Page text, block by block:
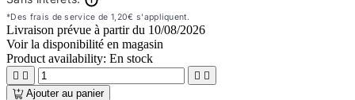
Livraison prévue à partir du 10/08/2026
Voir la disponibilité en magasin
Product availability: En stock
   
Ajouter au panier